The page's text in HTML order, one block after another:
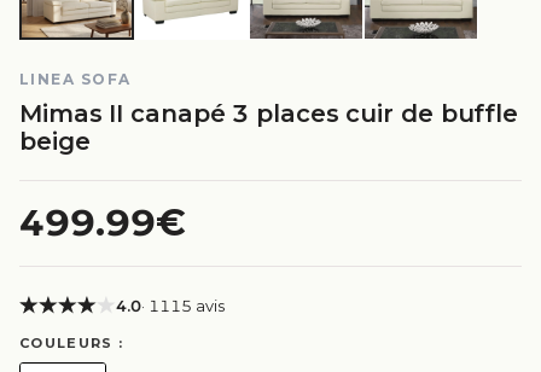
LINEA SOFA
Mimas II canapé 3 places cuir de buffle
beige
499.99€
4.0· 1115 avis
COULEURS :